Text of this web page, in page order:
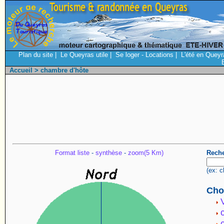
Plan du site Le Queyras utile Se loger - Locations
L'été en
Accueil > chambre d'hôte
Format liste - synthèse - zoom(5 Km)
(ex: